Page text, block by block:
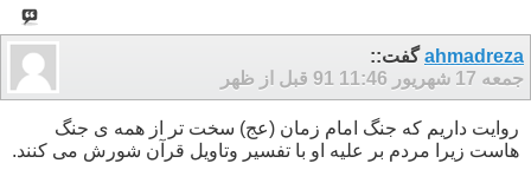
ahmadrezaگفت::
جمعه 17 شهریور 91
11:46 قبل از ظهر
روایت داریم که جنگ امام زمان (عج) سخت تر از همه ی جنگ
هاست زیرا مردم بر علیه او با تفسیر وتاویل قرآن شورش می کنند.